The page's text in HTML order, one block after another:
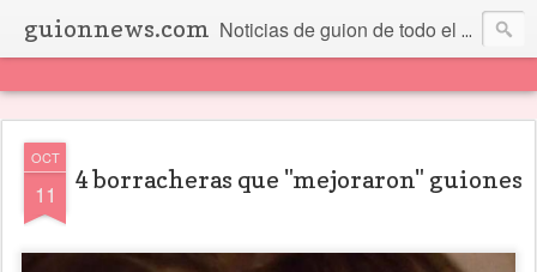
guionnews.com Noticias de guion de todo el mundo... Y más.
OCT
11 4 borracheras que "mejoraron" guiones